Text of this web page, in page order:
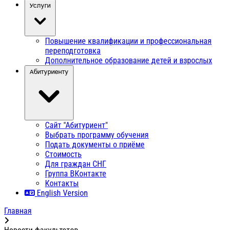
Услуги
Повышение квалификации и профессиональная
переподготовка
Дополнительное образование детей и взрослых
Абитуриенту
Сайт "Абитуриент"
Выбрать программу обучения
Подать документы о приёме
Стоимость
Для граждан СНГ
Группа ВКонтакте
Контакты
English Version
Главная